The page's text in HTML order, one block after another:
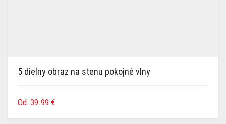
5 dielny obraz na stenu pokojné vlny
Od: 39.99 €